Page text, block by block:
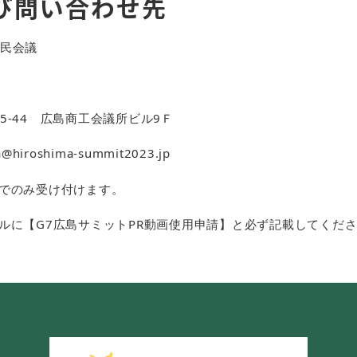
問い合わせ先
会議
44 広島商工会議所ビル9Ｆ​
summit2023.jp
のみ受け付けます。
に【G7広島サミットPR動画使用申請】と必ず記載してくだ